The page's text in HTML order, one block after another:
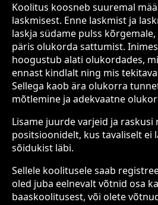
Koolitus koosneb suuremal
laskmisest. Enne laskmist ja
laskja südame pulss
päris olukorda sattumist.
hoogustub alati olukordades,
ennast kindlalt ning mis
Sellega kaob ära olukorra
mõtlemine ja adekvaatne
Lisame juurde varjeid ja raskusi
positsioonidelt, kus tavaliselt ei
sõidukist läbi.
Sellele koolitusele saab
oled juba eelnevalt võtnid osa
baaskoolitusest, või olete